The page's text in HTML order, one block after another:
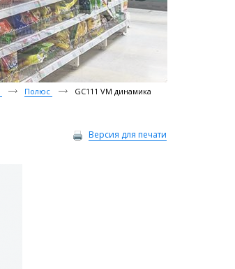
Полюс
GC111 VM динамика
Версия для печати